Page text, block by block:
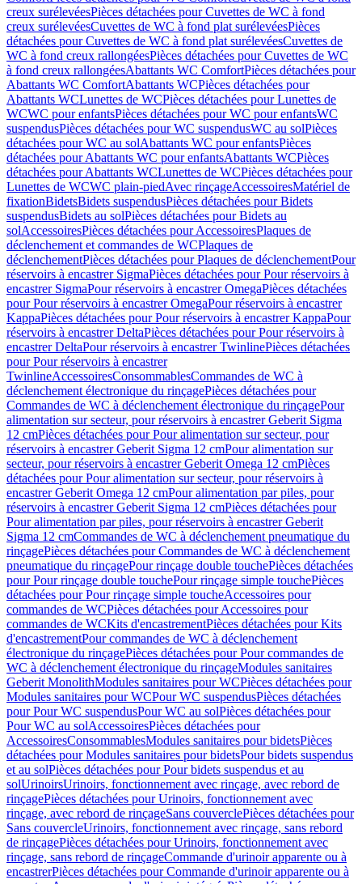
creux surélevéesPièces détachées pour Cuvettes de WC à fond
creux surélevéesCuvettes de WC à fond plat surélevéesPièces
détachées pour Cuvettes de WC à fond plat surélevéesCuvettes de
WC à fond creux rallongéesPièces détachées pour Cuvettes de WC
à fond creux rallongéesAbattants WC ComfortPièces détachées pour
Abattants WC ComfortAbattants WCPièces détachées pour
Abattants WCLunettes de WCPièces détachées pour Lunettes de
WCWC pour enfantsPièces détachées pour WC pour enfantsWC
suspendusPièces détachées pour WC suspendusWC au solPièces
détachées pour WC au solAbattants WC pour enfantsPièces
détachées pour Abattants WC pour enfantsAbattants WCPièces
détachées pour Abattants WCLunettes de WCPièces détachées pour
Lunettes de WCWC plain-piedAvec rinçageAccessoiresMatériel de
fixationBidetsBidets suspendusPièces détachées pour Bidets
suspendusBidets au solPièces détachées pour Bidets au
solAccessoiresPièces détachées pour AccessoiresPlaques de
déclenchement et commandes de WCPlaques de
déclenchementPièces détachées pour Plaques de déclenchementPour
réservoirs à encastrer SigmaPièces détachées pour Pour réservoirs à
encastrer SigmaPour réservoirs à encastrer OmegaPièces détachées
pour Pour réservoirs à encastrer OmegaPour réservoirs à encastrer
KappaPièces détachées pour Pour réservoirs à encastrer KappaPour
réservoirs à encastrer DeltaPièces détachées pour Pour réservoirs à
encastrer DeltaPour réservoirs à encastrer TwinlinePièces détachées
pour Pour réservoirs à encastrer
TwinlineAccessoiresConsommablesCommandes de WC à
déclenchement électronique du rinçagePièces détachées pour
Commandes de WC à déclenchement électronique du rinçagePour
alimentation sur secteur, pour réservoirs à encastrer Geberit Sigma
12 cmPièces détachées pour Pour alimentation sur secteur, pour
réservoirs à encastrer Geberit Sigma 12 cmPour alimentation sur
secteur, pour réservoirs à encastrer Geberit Omega 12 cmPièces
détachées pour Pour alimentation sur secteur, pour réservoirs à
encastrer Geberit Omega 12 cmPour alimentation par piles, pour
réservoirs à encastrer Geberit Sigma 12 cmPièces détachées pour
Pour alimentation par piles, pour réservoirs à encastrer Geberit
Sigma 12 cmCommandes de WC à déclenchement pneumatique du
rinçagePièces détachées pour Commandes de WC à déclenchement
pneumatique du rinçagePour rinçage double touchePièces détachées
pour Pour rinçage double touchePour rinçage simple touchePièces
détachées pour Pour rinçage simple toucheAccessoires pour
commandes de WCPièces détachées pour Accessoires pour
commandes de WCKits d'encastrementPièces détachées pour Kits
d'encastrementPour commandes de WC à déclenchement
électronique du rinçagePièces détachées pour Pour commandes de
WC à déclenchement électronique du rinçageModules sanitaires
Geberit MonolithModules sanitaires pour WCPièces détachées pour
Modules sanitaires pour WCPour WC suspendusPièces détachées
pour Pour WC suspendusPour WC au solPièces détachées pour
Pour WC au solAccessoiresPièces détachées pour
AccessoiresConsommablesModules sanitaires pour bidetsPièces
détachées pour Modules sanitaires pour bidetsPour bidets suspendus
et au solPièces détachées pour Pour bidets suspendus et au
solUrinoirsUrinoirs, fonctionnement avec rinçage, avec rebord de
rinçagePièces détachées pour Urinoirs, fonctionnement avec
rinçage, avec rebord de rinçageSans couverclePièces détachées pour
Sans couvercleUrinoirs, fonctionnement avec rinçage, sans rebord
de rinçagePièces détachées pour Urinoirs, fonctionnement avec
rinçage, sans rebord de rinçageCommande d'urinoir apparente ou à
encastrerPièces détachées pour Commande d'urinoir apparente ou à